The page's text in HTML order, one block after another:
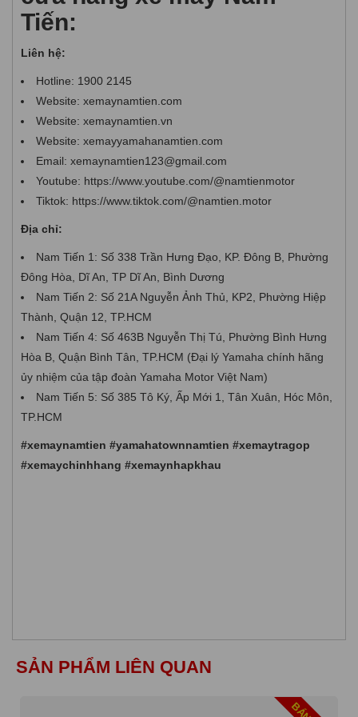
Tiến:
Liên hệ:
Hotline: 1900 2145
Website: xemaynamtien.com
Website: xemaynamtien.vn
Website: xemayyamahanamtien.com
Email: xemaynamtien123@gmail.com
Youtube: https://www.youtube.com/@namtienmotor
Tiktok: https://www.tiktok.com/@namtien.motor
Địa chỉ:
Nam Tiến 1: Số 338 Trần Hưng Đạo, KP. Đông B, Phường
Đông Hòa, Dĩ An, TP Dĩ An, Bình Dương
Nam Tiến 2: Số 21A Nguyễn Ảnh Thủ, KP2, Phường Hiệp
Thành, Quận 12, TP.HCM
Nam Tiến 4: Số 463B Nguyễn Thị Tú, Phường Bình Hưng
Hòa B, Quận Bình Tân, TP.HCM (Đại lý Yamaha chính hãng
ủy nhiệm của tập đoàn Yamaha Motor Việt Nam)
Nam Tiến 5: Số 385 Tô Ký, Ấp Mới 1, Tân Xuân, Hóc Môn,
TP.HCM
#xemaynamtien #yamahatownnamtien #xemaytragop
#xemaychinhhang #xemaynhapkhau
SẢN PHẨM LIÊN QUAN